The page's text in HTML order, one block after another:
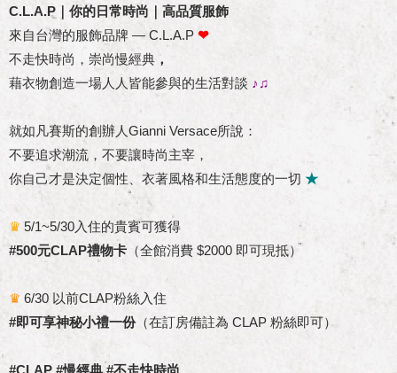
C.L.A.P｜你的日常時尚｜高品質服飾
來自台灣的服飾品牌 — C.L.A.P ❤
不走快時尚，崇尚慢經典 ，
藉衣物創造一場人人皆能參與的生活對談 ♪♫
就如凡賽斯的創辦人Gianni Versace所說：
不要追求潮流，不要讓時尚主宰，
你自己才是決定個性、衣著風格和生活態度的一切 ★
♛ 5/1~5/30入住的貴賓可獲得
#500元CLAP禮物卡 （全館消費 $2000 即可現抵）​
♛ 6/30 以前CLAP粉絲入住
#即可享神秘小禮一份（在訂房備註為 CLAP 粉絲即可）​
#CLAP #慢經典 #不走快時尚